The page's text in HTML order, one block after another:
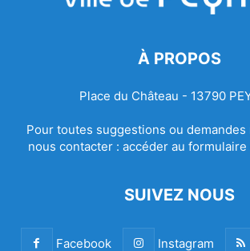
À PROPOS
Place du Château - 13790
Pour toutes suggestions ou demandes
nous contacter : accéder au
SUIVEZ NOUS
Facebook Instagram